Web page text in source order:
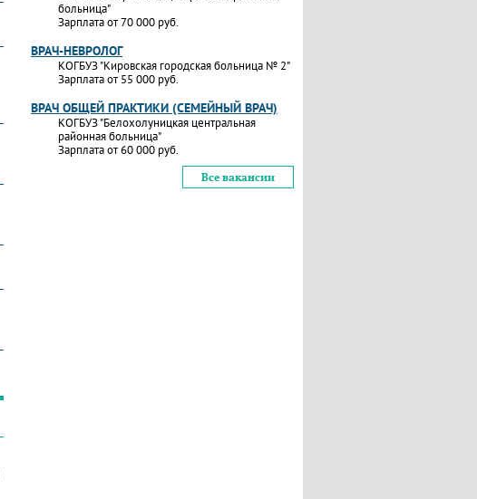
больница"
Зарплата от 70 000 руб.
ВРАЧ-НЕВРОЛОГ
КОГБУЗ "Кировская городская больница № 2"
Зарплата от 55 000 руб.
ВРАЧ ОБЩЕЙ ПРАКТИКИ (СЕМЕЙНЫЙ ВРАЧ)
КОГБУЗ "Белохолуницкая центральная
районная больница"
Зарплата от 60 000 руб.
Все вакансии